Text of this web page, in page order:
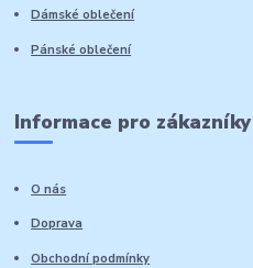
Dámské oblečení
Pánské oblečení
Informace pro zákazníky
O nás
Doprava
Obchodní podmínky